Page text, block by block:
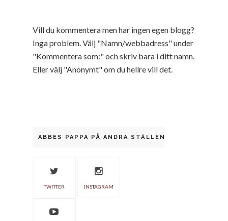
Vill du kommentera men har ingen egen blogg?
Inga problem. Välj "Namn/webbadress" under
"Kommentera som:" och skriv bara i ditt namn.
Eller välj "Anonymt" om du hellre vill det.
ABBES PAPPA PÅ ANDRA STÄLLEN
TWITTER INSTAGRAM